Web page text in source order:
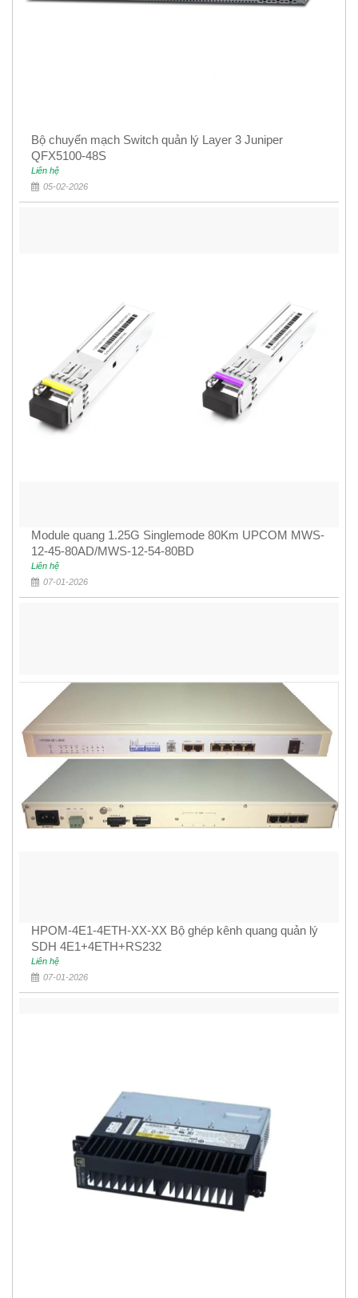
Bộ chuyển mạch Switch quản lý Layer 3 Juniper
QFX5100-48S
Liên hệ
05-02-2026
Module quang 1.25G Singlemode 80Km UPCOM MWS-
12-45-80AD/MWS-12-54-80BD
Liên hệ
07-01-2026
HPOM-4E1-4ETH-XX-XX Bộ ghép kênh quang quản lý
SDH 4E1+4ETH+RS232
Liên hệ
07-01-2026